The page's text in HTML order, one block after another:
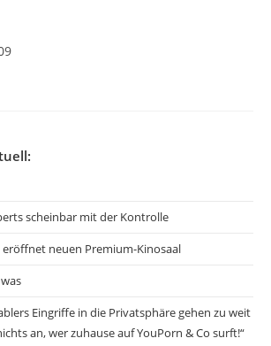
scheinbar mit der Kontrolle
neuen Premium-Kinosaal
Eingriffe in die Privatsphäre gehen zu weit
an, wer zuhause auf YouPorn & Co surft!“